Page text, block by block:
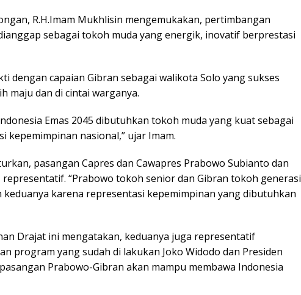
R.H.Imam Mukhlisin mengemukakan, pertimbangan
sebagai tokoh muda yang energik, inovatif berprestasi
dengan capaian Gibran sebagai walikota Solo yang sukses
maju dan di cintai warganya.
Emas 2045 dibutuhkan tokoh muda yang kuat sebagai
kepemimpinan nasional,” ujar Imam.
pasangan Capres dan Cawapres Prabowo Subianto dan
representatif. “Prabowo tokoh senior dan Gibran tokoh generasi
keduanya karena representasi kepemimpinan yang dibutuhkan
Drajat ini mengatakan, keduanya juga representatif
program yang sudah di lakukan Joko Widodo dan Presiden
Prabowo-Gibran akan mampu membawa Indonesia